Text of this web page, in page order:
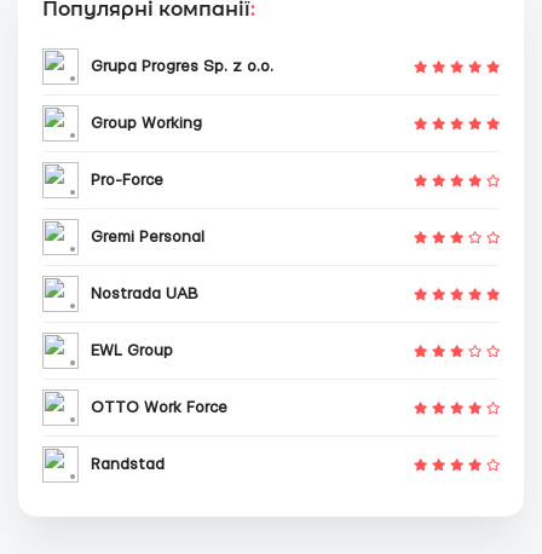
Популярні компанії:
Grupa Progres Sp. z o.o.
Group Working
Pro-Force
Gremi Personal
Nostrada UAB
EWL Group
OTTO Work Force
Randstad